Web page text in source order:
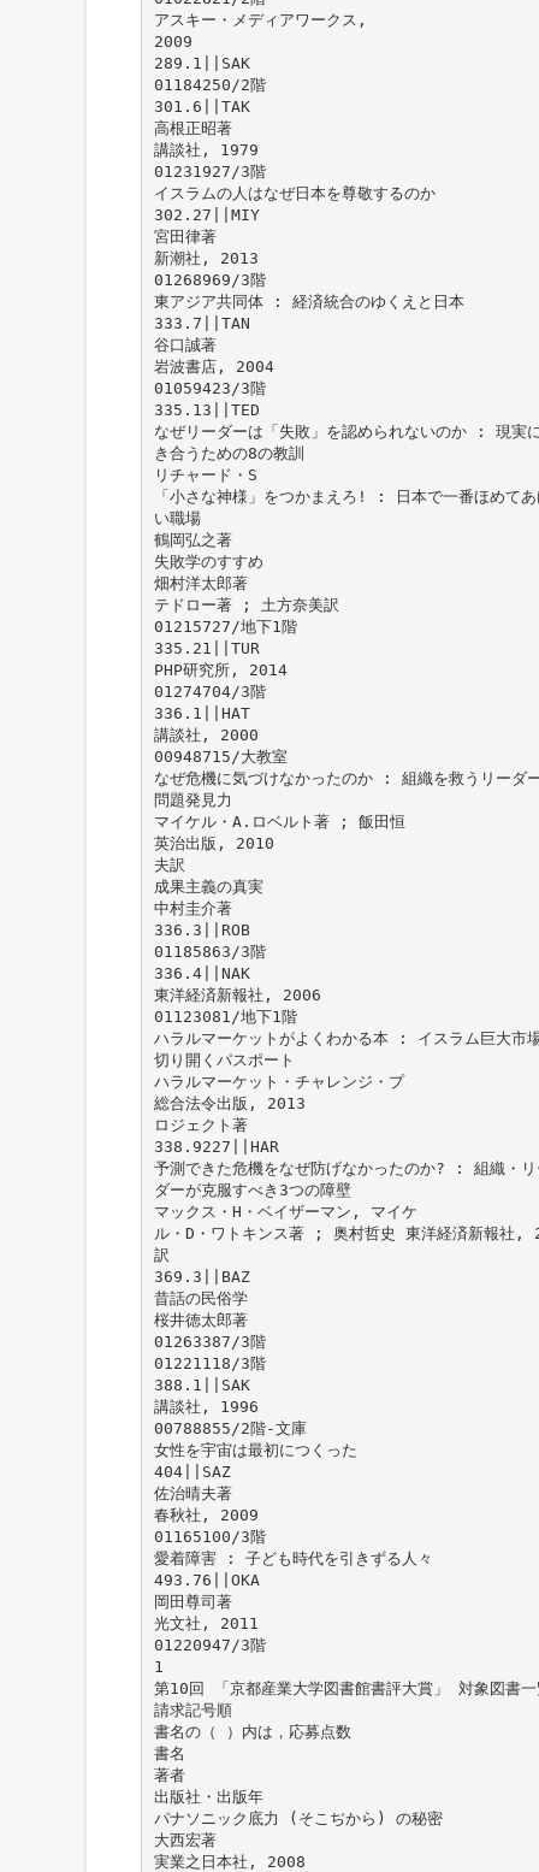
アスキー・メディアワークス,
2009
289.1||SAK
01184250/2階
301.6||TAK
高根正昭著
講談社, 1979
01231927/3階
イスラムの人はなぜ日本を尊敬するのか
302.27||MIY
宮田律著
新潮社, 2013
01268969/3階
東アジア共同体 : 経済統合のゆくえと日本
333.7||TAN
谷口誠著
岩波書店, 2004
01059423/3階
335.13||TED
なぜリーダーは「失敗」を認められないのか : 現実
き合うための8の教訓
リチャード・S
「小さな神様」をつかまえろ! : 日本で一番ほめてあ
い職場
鶴岡弘之著
失敗学のすすめ
畑村洋太郎著
テドロー著 ; 土方奈美訳
01215727/地下1階
335.21||TUR
PHP研究所, 2014
01274704/3階
336.1||HAT
講談社, 2000
00948715/大教室
なぜ危機に気づけなかったのか : 組織を救うリーダ
問題発見力
マイケル・A.ロベルト著 ; 飯田恒
英治出版, 2010
夫訳
成果主義の真実
中村圭介著
336.3||ROB
01185863/3階
336.4||NAK
東洋経済新報社, 2006
01123081/地下1階
ハラルマーケットがよくわかる本 : イスラム巨大市
切り開くパスポート
ハラルマーケット・チャレンジ・プ
総合法令出版, 2013
ロジェクト著
338.9227||HAR
予測できた危機をなぜ防げなかったのか? : 組織・リ
ダーが克服すべき3つの障壁
マックス・H・ベイザーマン, マイケ
ル・D・ワトキンス著 ; 奥村哲史 東洋経済新報社,
訳
369.3||BAZ
昔話の民俗学
桜井徳太郎著
01263387/3階
01221118/3階
388.1||SAK
講談社, 1996
00788855/2階-文庫
女性を宇宙は最初につくった
404||SAZ
佐治晴夫著
春秋社, 2009
01165100/3階
愛着障害 : 子ども時代を引きずる人々
493.76||OKA
岡田尊司著
光文社, 2011
01220947/3階
1
第10回 「京都産業大学図書館書評大賞」 対象図書一
請求記号順
書名の（ ）内は，応募点数
書名
著者
出版社・出版年
パナソニック底力 (そこぢから) の秘密
大西宏著
実業之日本社, 2008